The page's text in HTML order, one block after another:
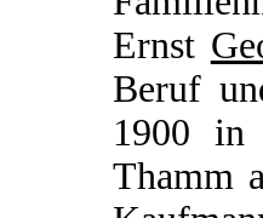
Ernst
Beruf
1900 in
Thamm